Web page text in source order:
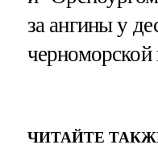
за ангины у
ЧИТАЙТЕ